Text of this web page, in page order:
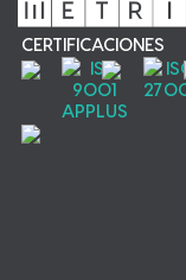
CERTIFICACIONES